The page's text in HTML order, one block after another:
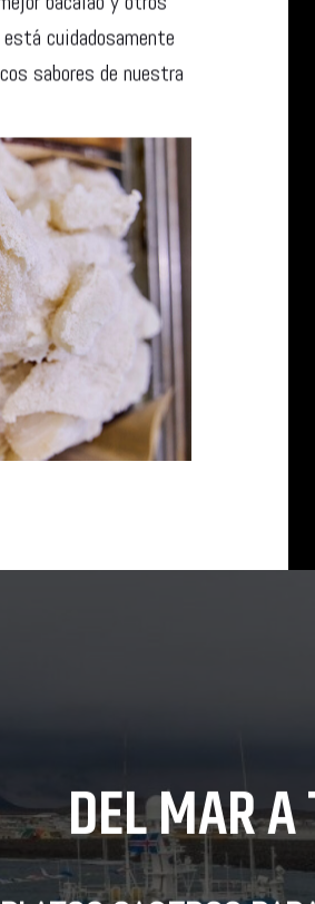
cuidadosamente
sabores de nuestra
DEL MAR